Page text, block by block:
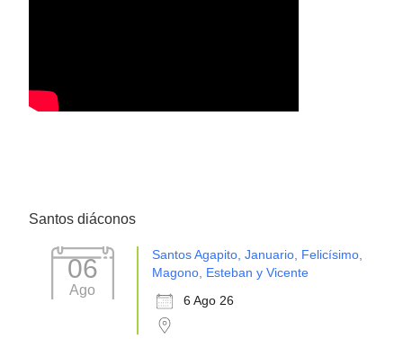
Santos diáconos
06
Ago
Santos Agapito, Januario, Felicísimo,
Magono, Esteban y Vicente
6 Ago 26